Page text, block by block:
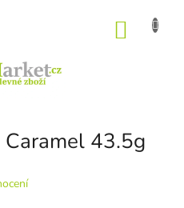
Caramel 43.5g